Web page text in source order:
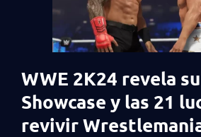
WWE 2K24 revela
Showcase y las 21
revivir